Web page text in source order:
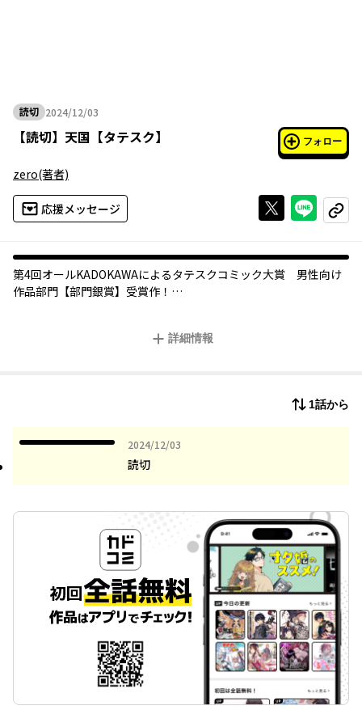
読切 2024/12/03
2024年12月03日
【読切】 天国【タテスク】 フォロー
zero(著者)
応援メッセージ Xで投稿する
ライン
コピー
第4回オールKADOKAWAによるタテスクコミック大賞 男性向け
作品部門【部門銀賞】受賞作！
自分の父「ゼウス」の暴圧的な統治によって苦しむ人々を救い、
詳細情報
1話から
2024/12/03
2024年12月03日
読切